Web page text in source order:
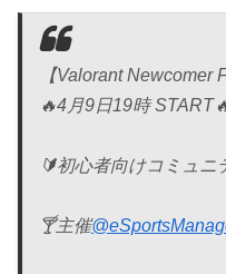
【Valorant Newcomer
🔥4月9日19時
🔰初心者向けコミュニ
🍸主催